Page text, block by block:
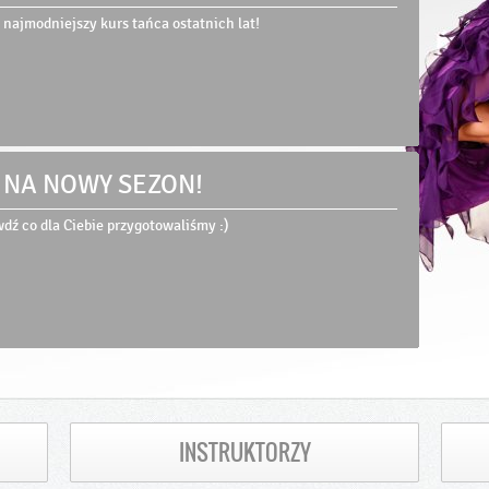
najmodniejszy kurs tańca ostatnich lat!
NOWY SEZON!
co dla Ciebie przygotowaliśmy :)
INSTRUKTORZY